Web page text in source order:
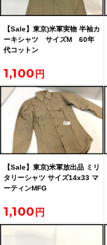
【Sale】東京)米軍実物 半袖カ
ーキシャツ サイズM 60年
代コットン
1,100
【Sale】東京)米軍放出品 ミリ
タリーシャツ サイズ14x33 マ
ーティンMFG
1,100